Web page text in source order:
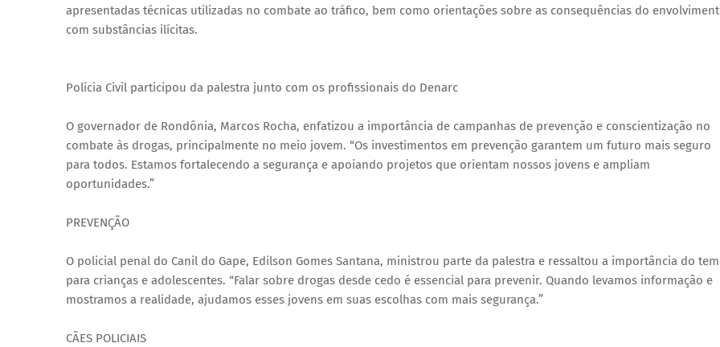
apresentadas técnicas utilizadas no combate ao tráfico, bem como orientações sobre as consequências do
com substâncias ilícitas.
Polícia Civil participou da palestra junto com os profissionais do Denarc
O governador de Rondônia, Marcos Rocha, enfatizou a importância de campanhas de prevenção e conscientização no
combate às drogas, principalmente no meio jovem. “Os investimentos em prevenção garantem um futuro mais seguro
para todos. Estamos fortalecendo a segurança e apoiando projetos que orientam nossos jovens e ampliam
oportunidades.”
PREVENÇÃO
O policial penal do Canil do Gape, Edilson Gomes Santana, ministrou parte da palestra e ressaltou a importância do
para crianças e adolescentes. “Falar sobre drogas desde cedo é essencial para prevenir. Quando levamos informação e
mostramos a realidade, ajudamos esses jovens em suas escolhas com mais segurança.”
CÃES POLICIAIS